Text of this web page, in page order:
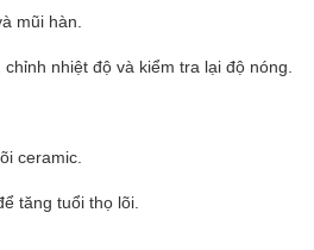
mũi hàn.
nhiệt độ và kiểm tra lại độ nóng.
ceramic.
tăng tuổi thọ lõi.